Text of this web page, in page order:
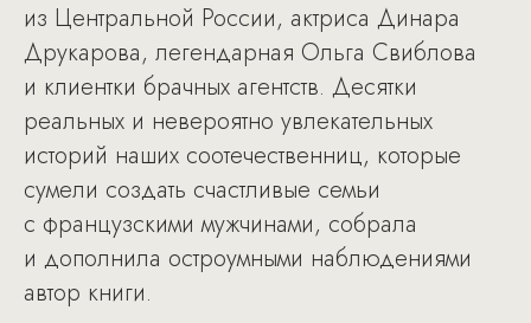
из Центральной России, актриса Динара
Друкарова, легендарная Ольга Свиблова
и клиентки брачных агентств. Десятки
реальных и невероятно увлекательных
историй наших соотечественниц, которые
сумели создать счастливые семьи
с французскими мужчинами, собрала
и дополнила остроумными наблюдениями
автор книги.